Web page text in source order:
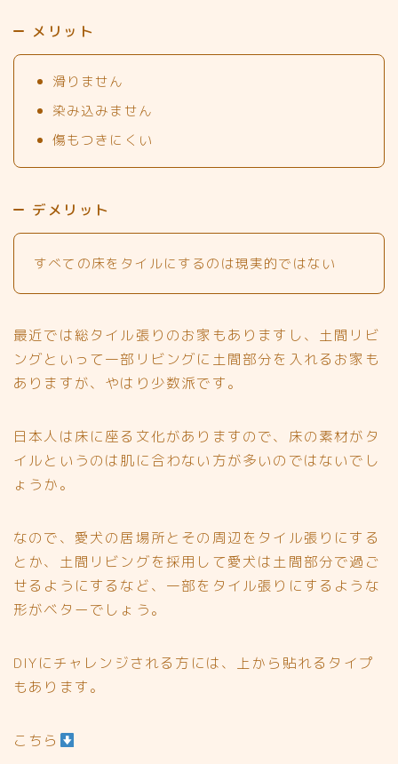
メリット
滑りません
染み込みません
傷もつきにくい
デメリット
すべての床をタイルにするのは現実的ではない
最近では総タイル張りのお家もありますし、土間リビ
ングといって一部リビングに土間部分を入れるお家も
ありますが、やはり少数派です。
日本人は床に座る文化がありますので、床の素材がタ
イルというのは肌に合わない方が多いのではないでし
ょうか。
なので、愛犬の居場所とその周辺をタイル張りにする
とか、土間リビングを採用して愛犬は土間部分で過ご
せるようにするなど、 一部をタイル張りにするような
形がベターでしょう。
DIYにチャレンジされる方には、上から貼れるタイプ
もあります。
こちら